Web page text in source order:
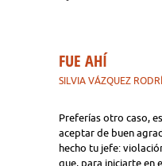
FUE AHÍ
SILVIA VÁZQUEZ
Preferías otro caso,
aceptar de buen
hecho tu jefe:
que, para iniciarte en